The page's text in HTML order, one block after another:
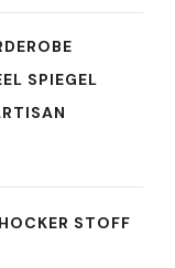
SPIEGEL
STOFF